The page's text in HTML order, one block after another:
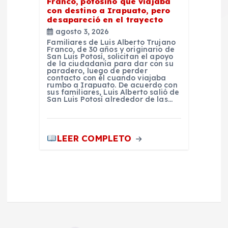
con destino a Irapuato, pero
desapareció en el trayecto
agosto 3, 2026
Familiares de Luis Alberto Trujano
Franco, de 30 años y originario de
San Luis Potosí, solicitan el apoyo
de la ciudadanía para dar con su
paradero, luego de perder
contacto con él cuando viajaba
rumbo a Irapuato. De acuerdo con
sus familiares, Luis Alberto salió de
San Luis Potosí alrededor de las…
LEER COMPLETO